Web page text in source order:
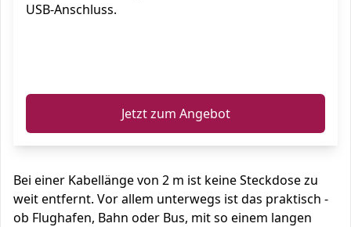
USB-Anschluss.
Jetzt zum Angebot
Bei einer Kabellänge von 2 m ist keine Steckdose zu
weit entfernt. Vor allem unterwegs ist das praktisch -
ob Flughafen, Bahn oder Bus, mit so einem langen